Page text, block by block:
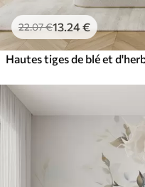
22.07€13 .24€